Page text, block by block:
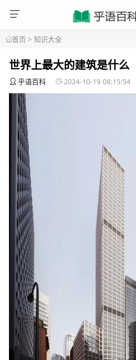
首页 > 知识大全
世界上最大的建筑是什么
乎语百科 2024-10-19 08:15:54